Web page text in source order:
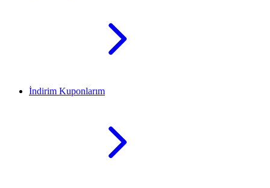
İndirim Kuponlarım